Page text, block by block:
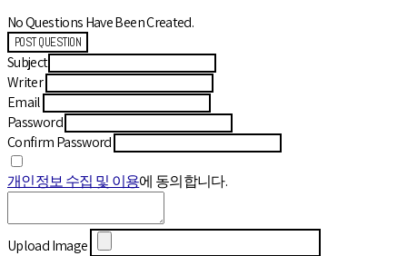
No Questions Have Been Created.
POST QUESTION
Subject
Writer
Email
Password
Confirm Password
개인정보 수집 및 이용에 동의합니다.
Upload Image